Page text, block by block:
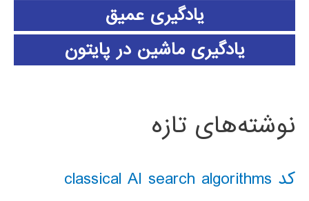
یادگیری عمیق
یادگیری ماشین در پایتون
نوشته‌های تازه
کد classical AI search algorithms